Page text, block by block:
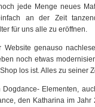
jede Menge neues
an der Zeit
für uns alle zu eröffnen.
genauso
noch etwas
los ist. Alles zu seiner
Elementen,
den Katharina im